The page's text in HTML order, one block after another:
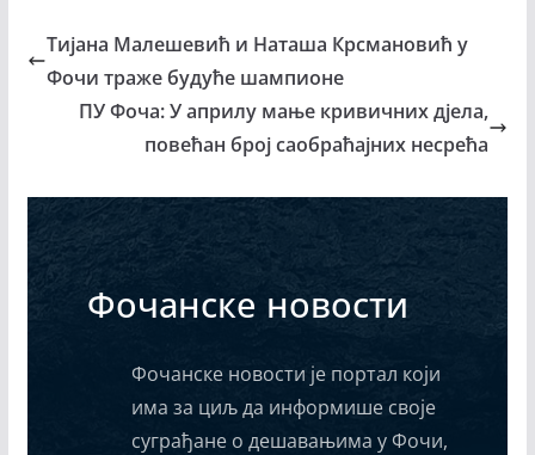
Тијана Малешевић и Наташа Крсмановић у
Фочи траже будуће шампионе
ПУ Фоча: У априлу мање кривичних дјела,
повећан број саобраћајних несрећа
Фочанске новости
Фочанске новости је портал који
има за циљ да информише своје
суграђане о дешавањима у Фочи,